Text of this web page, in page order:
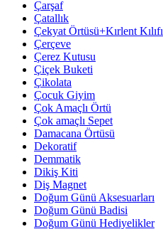
Çarşaf
Çatallık
Çekyat Örtüsü+Kırlent Kılıfı
Çerçeve
Çerez Kutusu
Çiçek Buketi
Çikolata
Çocuk Giyim
Çok Amaçlı Örtü
Çok amaçlı Sepet
Damacana Örtüsü
Dekoratif
Demmatik
Dikiş Kiti
Diş Magnet
Doğum Günü Aksesuarları
Doğum Günü Badisi
Doğum Günü Hediyelikler